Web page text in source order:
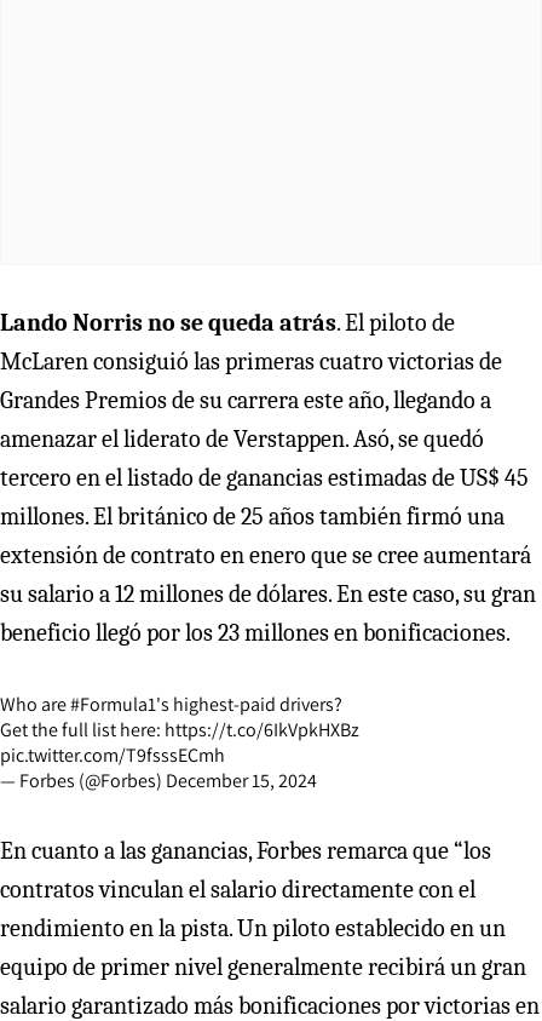
Lando Norris no se queda atrás. El piloto de
McLaren consiguió las primeras cuatro victorias de
Grandes Premios de su carrera este año, llegando a
amenazar el liderato de Verstappen. Asó, se quedó
tercero en el listado de ganancias estimadas de US$ 45
millones. El británico de 25 años también firmó una
extensión de contrato en enero que se cree aumentará
su salario a 12 millones de dólares. En este caso, su gran
beneficio llegó por los 23 millones en bonificaciones.
Who are#Formula1's highest-paid drivers?
Get the full list here: https://t.co/6IkVpkHXBz
pic.twitter.com/T9fsssECmh
— Forbes (@Forbes) December 15, 2024
En cuanto a las ganancias, Forbes remarca que “los
contratos vinculan el salario directamente con el
rendimiento en la pista. Un piloto establecido en un
equipo de primer nivel generalmente recibirá un gran
salario garantizado más bonificaciones por victorias en